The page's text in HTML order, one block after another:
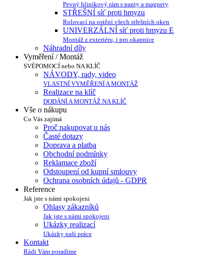
Pevný hliníkový rám s panty a magnety
STŘEŠNÍ síť proti hmyzu
Rolovací na ostění všech střešních oken
UNIVERZÁLNÍ síť proti hmyzu E
Montáž z exteriéru, i pro okapnice
Náhradní díly
Vyměření / Montáž
SVÉPOMOCÍ nebo NA KLÍČ
NÁVODY, rady, video
VLASTNÍ VYMĚŘENÍ A MONTÁŽ
Realizace na klíč
DODÁNÍ A MONTÁŽ NA KLÍČ
Vše o nákupu
Co Vás zajímá
Proč nakupovat u nás
Časté dotazy
Doprava a platba
Obchodní podmínky
Reklamace zboží
Odstoupení od kupní smlouvy
Ochrana osobních údajů - GDPR
Reference
Jak jste s námi spokojeni
Ohlasy zákazníků
Jak jste s námi spokojeni
Ukázky realizací
Ukázky naší práce
Kontakt
Rádi Vám poradíme